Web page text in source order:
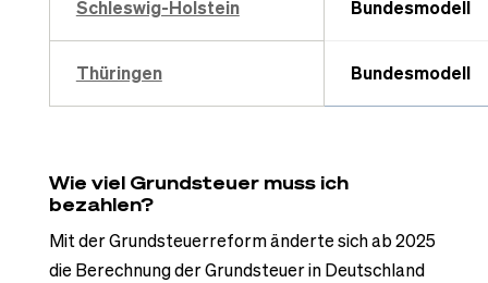
Schleswig-Holstein Bundesmodell
Thüringen Bundesmodell
Wie viel Grundsteuer muss ich
bezahlen?
Mit der Grundsteuerreform änderte sich ab 2025
die Berechnung der Grundsteuer in Deutschland